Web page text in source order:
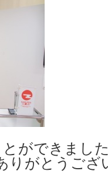
ができまし
りがとうござ